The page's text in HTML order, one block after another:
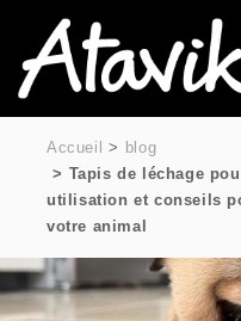
Accueil
blog
Tapis de léchage
utilisation et conseils
votre animal